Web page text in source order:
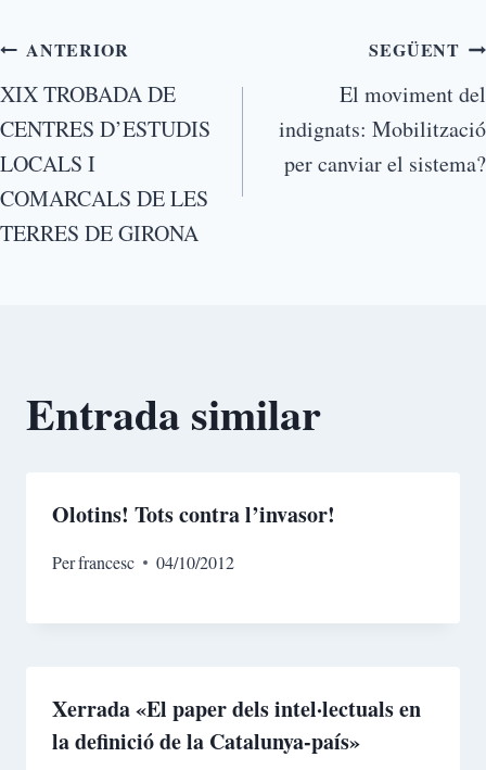
ANTERIOR
XIX TROBADA DE
CENTRES D’ESTUDIS
LOCALS I
COMARCALS DE LES
TERRES DE GIRONA
SEGÜENT
El moviment del
indignats: Mobilització
per canviar el sistema?
Entrada similar
Olotins! Tots contra l’invasor!
Perfrancesc 04/10/2012
Xerrada «El paper dels intel·lectuals en
la definició de la Catalunya-país»